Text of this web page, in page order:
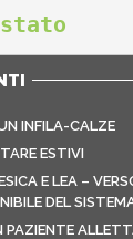
INFILA-CALZE
ESTIVI
E LEA –
DEL
PAZIENTE